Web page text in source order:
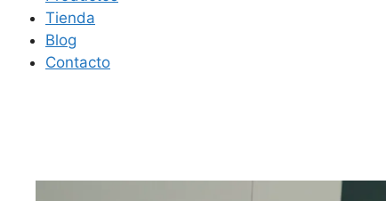
Tienda
Blog
Contacto